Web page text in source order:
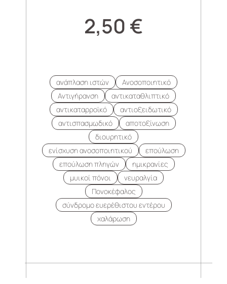
2,50 €
ανάπλαση ιστών
Ανοσοποιητικό
Αντιγήρανση
αντικαταθλιπτικό
αντικαταρροϊκό
αντιοξειδωτικό
αντισπασμωδικό
αποτοξίνωση
διουρητικό
ενίσχυση ανοσοποιητικού
επούλωση
επούλωση πληγών
ημικρανίες
μυικοί πόνοι
νευραλγία
Πονοκέφαλος
σύνδρομο ευερέθιστου εντέρου
χαλάρωση
.